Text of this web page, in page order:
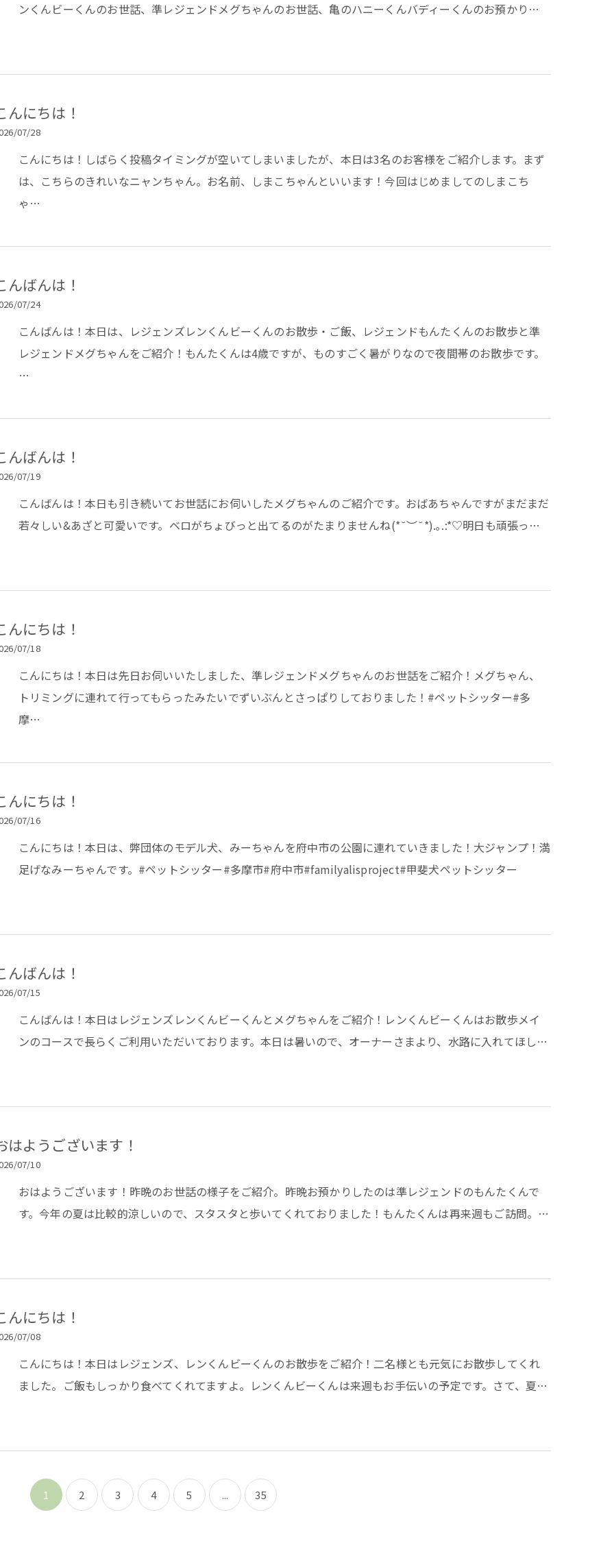
ンくんビーくんのお世話、準レジェンドメグちゃんのお世話、亀のハニーくんバディーくんのお預かり…
んにちは！
07/28
こんにちは！しばらく投稿タイミングが空いてしまいましたが、本日は3名のお客様をご紹介します。まず
は、こちらのきれいなニャンちゃん。お名前、しまこちゃんといいます！今回はじめましてのしまこち
ゃ…
んばんは！
07/24
こんばんは！本日は、レジェンズレンくんビーくんのお散歩・ご飯、レジェンドもんたくんのお散歩と準
レジェンドメグちゃんをご紹介！もんたくんは4歳ですが、ものすごく暑がりなので夜間帯のお散歩です。
…
んばんは！
07/19
こんばんは！本日も引き続いてお世話にお伺いしたメグちゃんのご紹介です。おばあちゃんですがまだまだ
若々しい&あざと可愛いです。ベロがちょびっと出てるのがたまりませんね(*˘︶˘*).｡.:*♡明日も頑張っ…
んにちは！
07/18
こんにちは！本日は先日お伺いいたしました、準レジェンドメグちゃんのお世話をご紹介！メグちゃん、
トリミングに連れて行ってもらったみたいでずいぶんとさっぱりしておりました！#ペットシッター#多
摩…
んにちは！
07/16
こんにちは！本日は、弊団体のモデル犬、みーちゃんを府中市の公園に連れていきました！大ジャンプ！満
足げなみーちゃんです。#ペットシッター#多摩市#府中市#familyalisproject#甲斐犬ペットシッター
んばんは！
07/15
こんばんは！本日はレジェンズレンくんビーくんとメグちゃんをご紹介！レンくんビーくんはお散歩メイ
ンのコースで長らくご利用いただいております。本日は暑いので、オーナーさまより、水路に入れてほし…
はようございます！
07/10
おはようございます！昨晩のお世話の様子をご紹介。昨晩お預かりしたのは準レジェンドのもんたくんで
す。今年の夏は比較的涼しいので、スタスタと歩いてくれておりました！もんたくんは再来週もご訪問。…
んにちは！
07/08
こんにちは！本日はレジェンズ、レンくんビーくんのお散歩をご紹介！二名様とも元気にお散歩してくれ
ました。ご飯もしっかり食べてくれてますよ。レンくんビーくんは来週もお手伝いの予定です。さて、夏…
1 2 3 4 5 ... 35